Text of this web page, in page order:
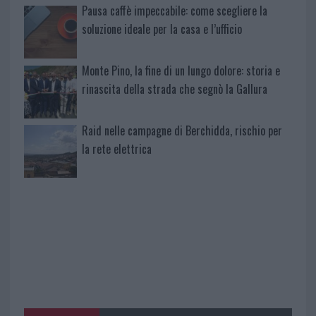
Pausa caffè impeccabile: come scegliere la
soluzione ideale per la casa e l’ufficio
Monte Pino, la fine di un lungo dolore: storia e
rinascita della strada che segnò la Gallura
Raid nelle campagne di Berchidda, rischio per
la rete elettrica